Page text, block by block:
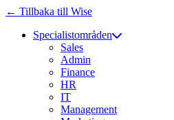
← Tillbaka till Wise
Specialistområden
Sales
Admin
Finance
HR
IT
Management